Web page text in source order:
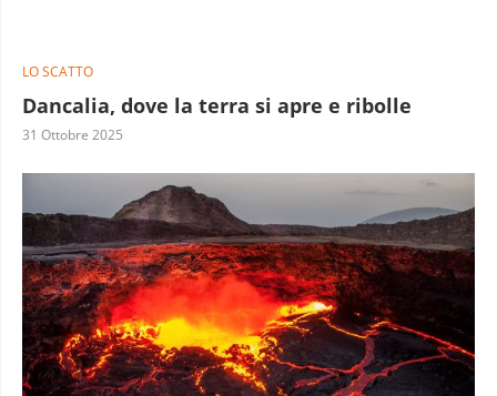
LO SCATTO
Dancalia, dove la terra si apre e ribolle
31 Ottobre 2025